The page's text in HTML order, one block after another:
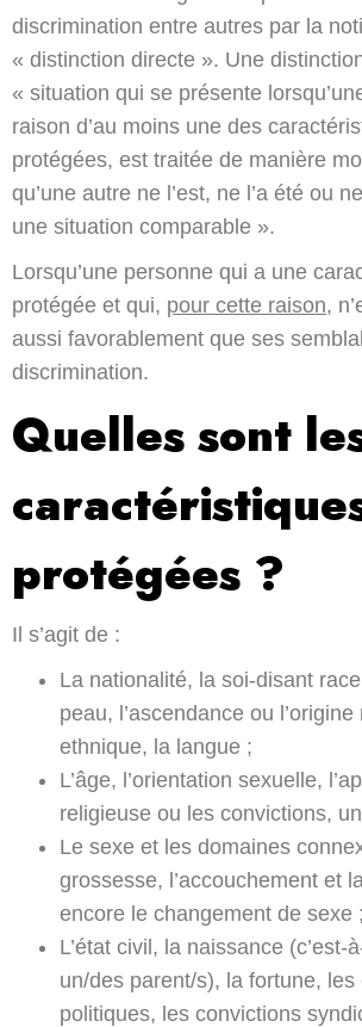
discrimination entre autres par la
« distinction directe ». Une
« situation qui se présente
raison d’au moins une des
protégées, est traitée de manière
qu’une autre ne l’est, ne l’a été ou
une situation comparable ».
Lorsqu’une personne qui a une
protégée et qui, pour cette raison,
aussi favorablement que ses
discrimination.
Quelles sont
protégées ?
Il s’agit de :
La nationalité, la soi-disant
peau, l’ascendance ou
ethnique, la langue ;
L’âge, l’orientation sexuelle,
religieuse ou les convictions,
Le sexe et les domaines
grossesse, l’accouchement et
encore le changement de sexe ;
L’état civil, la naissance (c’est-
un/des parent/s), la fortune, les
politiques, les convictions